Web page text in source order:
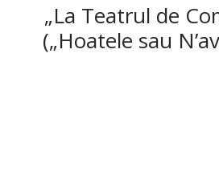
„La Teatrul de
(„Hoatele sau